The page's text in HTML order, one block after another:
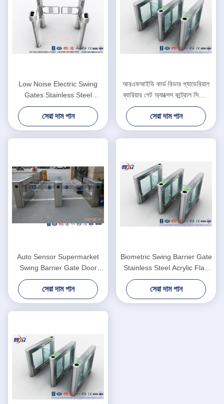
Low Noise Electric Swing
Gates Stainless Steel
Entrance For Motorcar
Control
সেরা দাম পান
আরএফআইডি কার্ড রিডার প্যাডেরিয়াল
ব্যারিয়ার গেট অ্যাক্সেস কন্ট্রোল সিস্টেম
DC24V ব্রাশের মোটর
সেরা দাম পান
Auto Sensor Supermarket
Swing Barrier Gate Door
Revolving Entrance Waist
High Turnstile
সেরা দাম পান
Biometric Swing Barrier Gate
Stainless Steel Acrylic Flap
Barrier Gate
সেরা দাম পান